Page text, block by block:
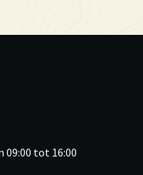
09:00 tot 16:00